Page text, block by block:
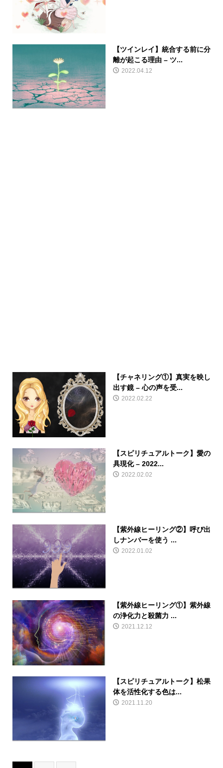
【ツインレイ】統合する前に分
離が起こる理由 – ツ...
2022.04.12
【チャネリング①】真実を映し
出す鏡 – 心の声を受...
2022.02.22
【スピリチュアルトーク】愛の
具現化 – 2022...
2022.02.02
【紫外線ヒーリング②】呼び出
しナンバーを使う ...
2022.01.02
【紫外線ヒーリング①】紫外線
の浄化力と殺菌力 ...
2021.12.12
【スピリチュアルトーク】松果
体を活性化する色は...
2021.11.20